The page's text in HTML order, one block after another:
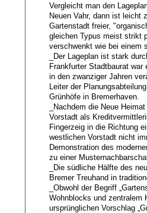
Vergleicht man den
Neuen Vahr, dann ist leicht
Gartenstadt freier,
gleichen Typus meist strikt
verschwenkt wie bei einem
_Der Lageplan ist stark
Frankfurter Stadtbaurat war
in den zwanziger Jahren
Leiter der
Grünhöfe in Bremerhaven.
_Nachdem die Neue
Vorstadt als
Fingerzeig in die Richtung
westlichen Vorstadt nicht
Demonstration des
zu einer
_Die südliche Hälfte des
Bremer Treuhand in
_Obwohl der Begriff
Wohnblocks und zentralem
ursprünglichen Vorschlag